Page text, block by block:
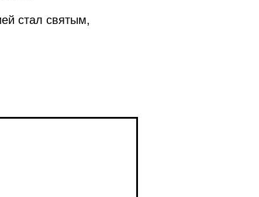
стал святым,